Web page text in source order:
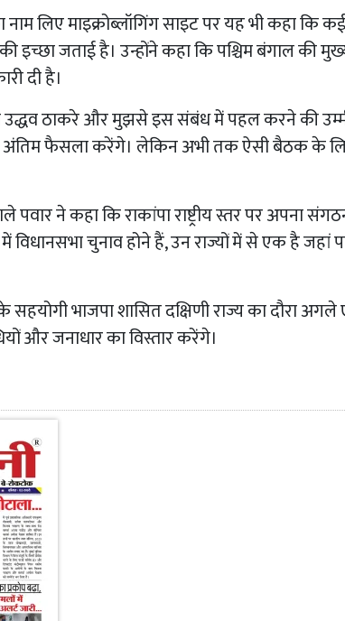
नाम लिए माइक्रोब्लॉगिंग साइट पर यह भी कहा कि
इच्छा जताई है। उन्होंने कहा कि पश्चिम बंगाल की
दी है।
उद्धव ठाकरे और मुझसे इस संबंध में पहल करने की
फैसला करेंगे। लेकिन अभी तक ऐसी बैठक के
ने कहा कि राकांपा राष्ट्रीय स्तर पर अपना
विधानसभा चुनाव होने हैं, उन राज्यों में से एक है जहां
सहयोगी भाजपा शासित दक्षिणी राज्य का दौरा
और जनाधार का विस्तार करेंगे।